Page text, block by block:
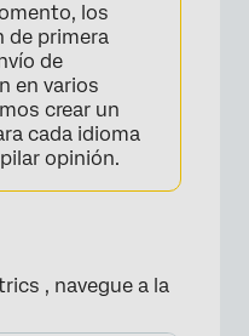
los
de primera
de
en varios
crear un
cada idioma
opinión.
, navegue a la